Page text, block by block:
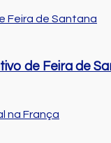
de Feira de